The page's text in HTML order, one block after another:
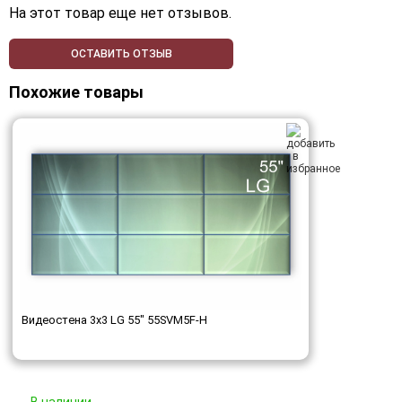
На этот товар еще нет отзывов.
ОСТАВИТЬ ОТЗЫВ
Похожие товары
Видеостена 3x3 LG 55" 55SVM5F-H